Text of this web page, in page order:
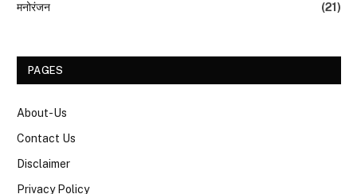
मनोरंजन
(21)
PAGES
About-Us
Contact Us
Disclaimer
Privacy Policy